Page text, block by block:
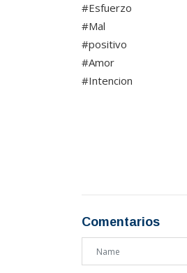
#Esfuerzo
#Mal
#positivo
#Amor
#Intencion
Comentarios